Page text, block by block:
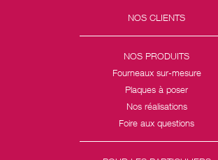
NOS CLIENTS
NOS PRODUITS
Fourneaux sur-mesure
Plaques à poser
Nos réalisations
Foire aux questions